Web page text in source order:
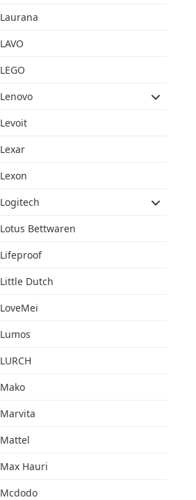
Laurana
LAVO
LEGO
Lenovo
Levoit
Lexar
Lexon
Logitech
Lotus Bettwaren
Lifeproof
Little Dutch
LoveMei
Lumos
LURCH
Mako
Marvita
Mattel
Max Hauri
Mcdodo